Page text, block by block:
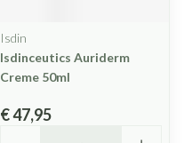
Isdin
Isdinceutics Auriderm
Creme 50ml
€ 47,95